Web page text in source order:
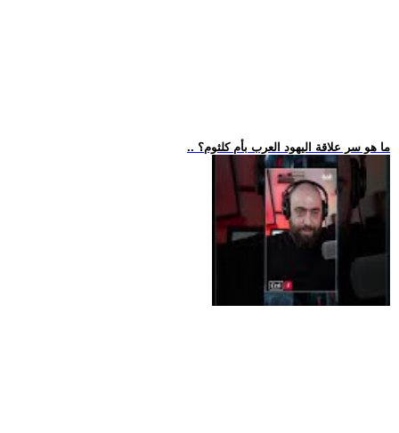
.. ما هو سر علاقة اليهود العرب بأم كلثوم؟